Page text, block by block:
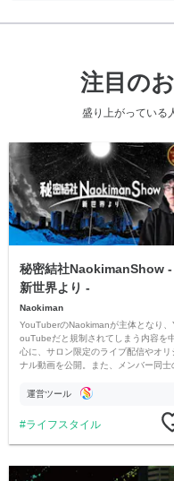
注目の
盛り上がっている
秘密結社NaokimanShow -
新世界より -
Naokiman
YouTuberのNaokimanが主体となり、
ouTubeだと規制されてしまう内容を
心に、サロン限定のライブ配信やオリ
ナル動画を公開。また、メンバー同士
ただいています。
運営ツール
ライフスタイル